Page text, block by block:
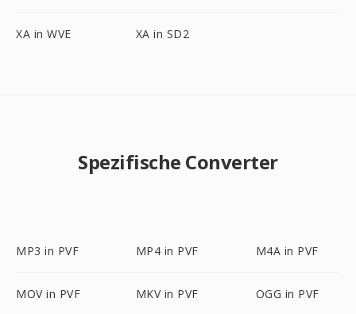
XA in WVE XA in SD2
Spezifische Converter
MP3 in PVF MP4 in PVF M4A in PVF
MOV in PVF MKV in PVF OGG in PVF